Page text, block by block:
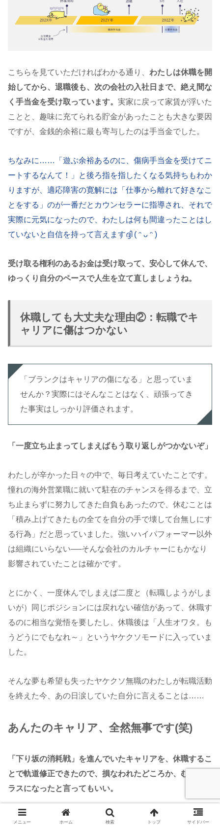
こちらを見ていただければわかる通り、 わたしは休職を開
始してから、退職後も、次の会社の入社日まで、絶え間な
く手当金を受け取っています。 実家に戻って家賃が浮いた
ことと、趣味に充てられる貯金があったことも大きな要因
ですが、金銭的余裕に最も寄与したのは手当金でした。
ちなみに……「遊ぶ余裕あるのに、傷病手当金を受けてニ
ートするなんて！」と後ろ指を指したくなる気持ちもわか
りますが、適応障害の寛解には「仕事から離れて好きなこ
とをする」のが一番だとカウンセラーに指導され、それで
実際に元気になったので、わたしは何も間違ったことはし
ていないと自信を持って言えますദ്ദി ( ᵔ ᴗ ᵔ )
受け取る権利のあるお金は受け取って、安心して休んで、
ゆっくり自分のペースで人生を立て直しましょうね。
休職しても大丈夫な理由②：転職でキ
ャリアに傷はつかない
「ブランクはキャリアの傷になる」と思っていま
せんか？実際にはそんなことはなく、頑張ってき
た事実はしっかり評価されます。
「一度立ち止まってしまえばもう取り返しがつかないぞ」
わたしが辛かった日々の中で、毎日考えていたことです。
憧れの海外営業職に就いて駐在のチャンスを得るまで、立
ち止まらずに努力してきた自負もあったので、休むことは
「積み上げてきたもの全てを自分の手で壊して台無しにす
る行為」だと思っていました。強いハイパフォーマー以外
は組織にいらない──そんな会社のカルチャーにもかなり
影響されていたことは確かです。
とにかく、一度休んでしまえば二度と（転職しようがしま
いが）同じポジションには戻れない確信があって、休職す
るのに相当な覚悟を要したし、休職後は「人生オワタ。も
うどうにでもなれ～」というヤケクソモードに入っていま
した。
そんな夢も希望も失ったヤケクソ無職のわたしが転職活動
を終えた今、あの日涙していた自分に言えることは……
あんたのキャリア、全然無事です(笑)
「下り坂の消耗戦」を進んでいたキャリアを、 休職するこ
とで軌道修正できたので、損なわれたどころか、むしろプ
ラスになったと言ってもいい。
というわけで、
メニュー ホーム 検索 トップ サイドバー